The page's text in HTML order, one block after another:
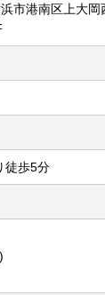
市港南区上大
徒歩5分